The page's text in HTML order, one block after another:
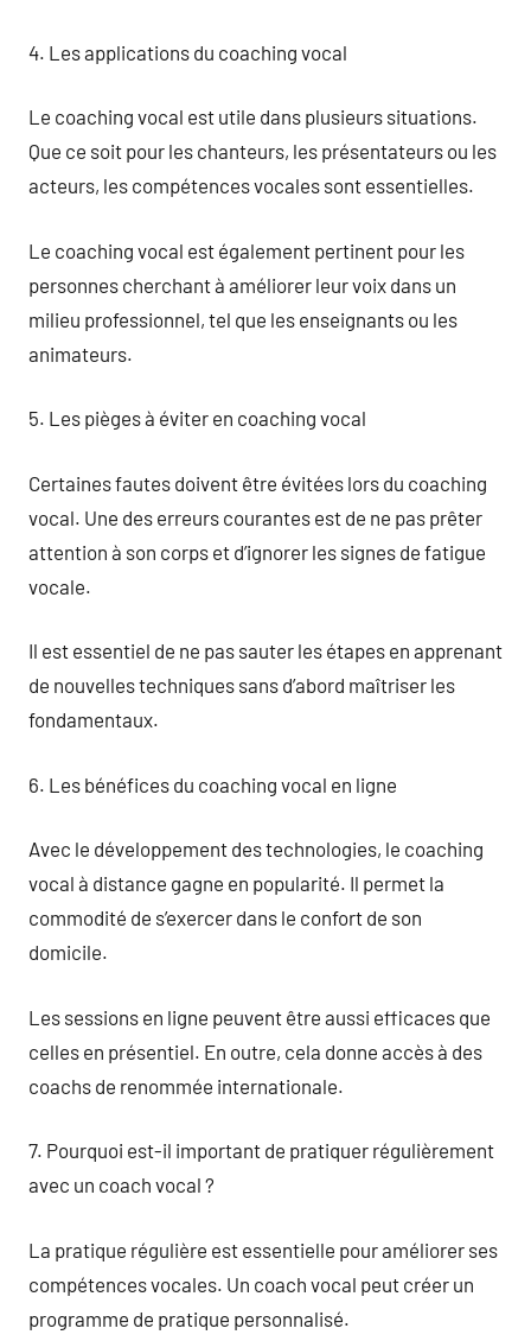
4. Les applications du coaching vocal
Le coaching vocal est utile dans plusieurs situations.
Que ce soit pour les chanteurs, les présentateurs ou les
acteurs, les compétences vocales sont essentielles.
Le coaching vocal est également pertinent pour les
personnes cherchant à améliorer leur voix dans un
milieu professionnel, tel que les enseignants ou les
animateurs.
5. Les pièges à éviter en coaching vocal
Certaines fautes doivent être évitées lors du coaching
vocal. Une des erreurs courantes est de ne pas prêter
attention à son corps et d’ignorer les signes de fatigue
vocale.
Il est essentiel de ne pas sauter les étapes en apprenant
de nouvelles techniques sans d’abord maîtriser les
fondamentaux.
6. Les bénéfices du coaching vocal en ligne
Avec le développement des technologies, le coaching
vocal à distance gagne en popularité. Il permet la
commodité de s’exercer dans le confort de son
domicile.
Les sessions en ligne peuvent être aussi efficaces que
celles en présentiel. En outre, cela donne accès à des
coachs de renommée internationale.
7. Pourquoi est-il important de pratiquer régulièrement
avec un coach vocal ?
La pratique régulière est essentielle pour améliorer ses
compétences vocales. Un coach vocal peut créer un
programme de pratique personnalisé.